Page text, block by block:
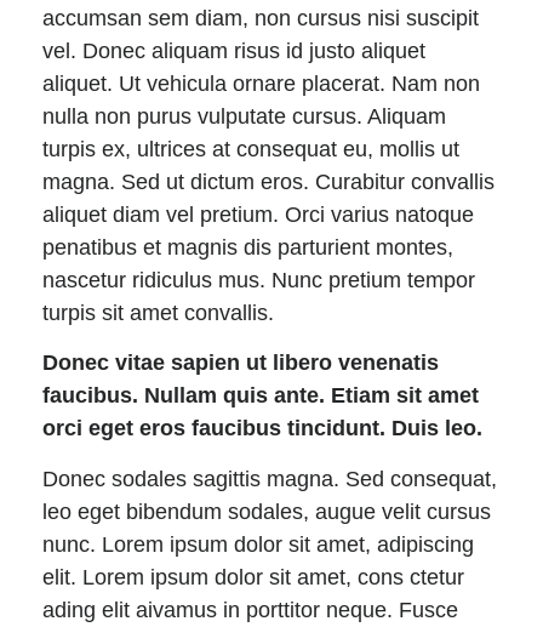
accumsan sem diam, non cursus nisi suscipit
vel. Donec aliquam risus id justo aliquet
aliquet. Ut vehicula ornare placerat. Nam non
nulla non purus vulputate cursus. Aliquam
turpis ex, ultrices at consequat eu, mollis ut
magna. Sed ut dictum eros. Curabitur convallis
aliquet diam vel pretium. Orci varius natoque
penatibus et magnis dis parturient montes,
nascetur ridiculus mus. Nunc pretium tempor
turpis sit amet convallis.
Donec vitae sapien ut libero venenatis
faucibus. Nullam quis ante. Etiam sit amet
orci eget eros faucibus tincidunt. Duis leo.
Donec sodales sagittis magna. Sed consequat,
leo eget bibendum sodales, augue velit cursus
nunc. Lorem ipsum dolor sit amet, adipiscing
elit. Lorem ipsum dolor sit amet, cons ctetur
ading elit aivamus in porttitor neque. Fusce